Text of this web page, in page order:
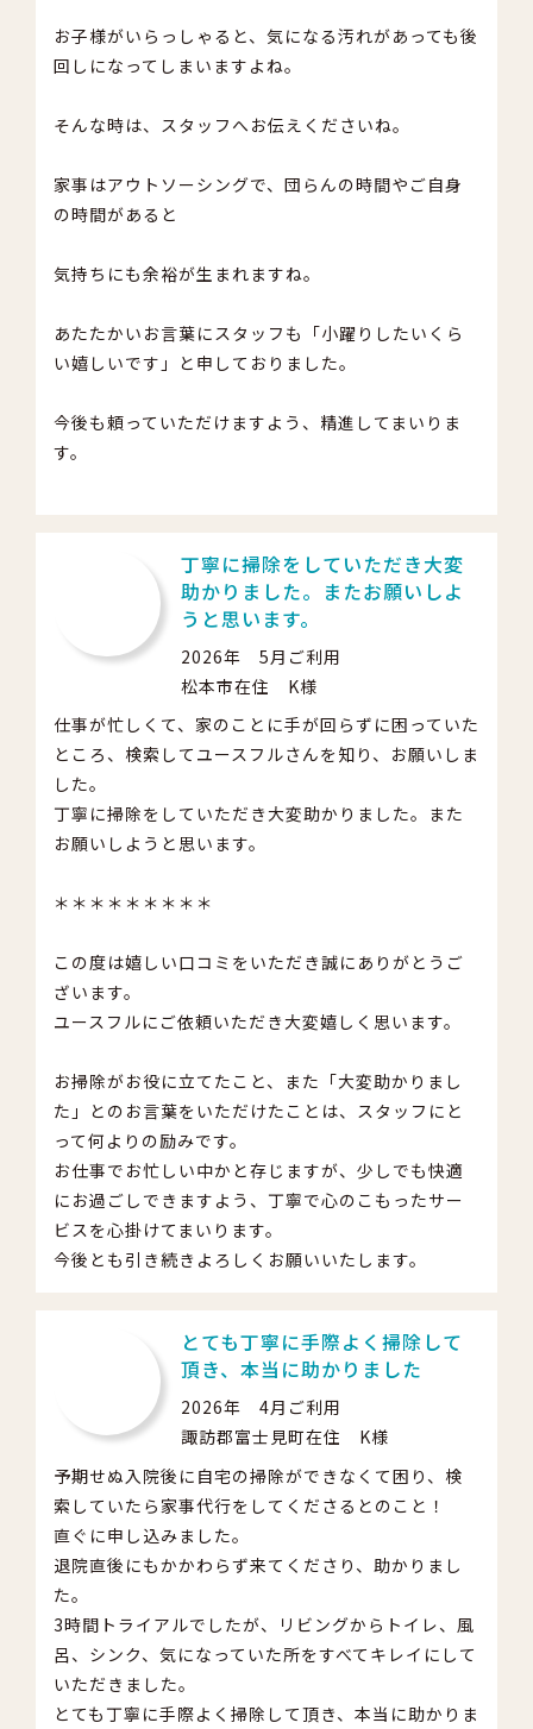
お子様がいらっしゃると、気になる汚れがあっても後
回しになってしまいますよね。
そんな時は、スタッフへお伝えくださいね。
家事はアウトソーシングで、団らんの時間やご自身
の時間があると
気持ちにも余裕が生まれますね。
あたたかいお言葉にスタッフも「小躍りしたいくら
い嬉しいです」と申しておりました。
今後も頼っていただけますよう、精進してまいりま
す。
丁寧に掃除をしていただき大変
助かりました。またお願いしよ
うと思います。
2026年 5月ご利用
松本市在住 K様
仕事が忙しくて、家のことに手が回らずに困っていた
ところ、検索してユースフルさんを知り、お願いしま
した。
丁寧に掃除をしていただき大変助かりました。また
お願いしようと思います。
＊＊＊＊＊＊＊＊＊
この度は嬉しい口コミをいただき誠にありがとうご
ざいます。
ユースフルにご依頼いただき大変嬉しく思います。
お掃除がお役に立てたこと、また「大変助かりまし
た」とのお言葉をいただけたことは、スタッフにと
って何よりの励みです。
お仕事でお忙しい中かと存じますが、少しでも快適
にお過ごしできますよう、丁寧で心のこもったサー
ビスを心掛けてまいります。
今後とも引き続きよろしくお願いいたします。
とても丁寧に手際よく掃除して
頂き、本当に助かりました
2026年 4月ご利用
諏訪郡富士見町在住 K様
予期せぬ入院後に自宅の掃除ができなくて困り、検
索していたら家事代行をしてくださるとのこと！
直ぐに申し込みました。
退院直後にもかかわらず来てくださり、助かりまし
た。
3時間トライアルでしたが、リビングからトイレ、風
呂、シンク、気になっていた所をすべてキレイにして
いただきました。
とても丁寧に手際よく掃除して頂き、本当に助かりま